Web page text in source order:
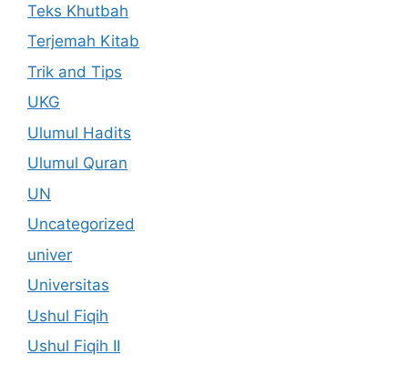
Teks Khutbah
Terjemah Kitab
Trik and Tips
UKG
Ulumul Hadits
Ulumul Quran
UN
Uncategorized
univer
Universitas
Ushul Fiqih
Ushul Fiqih II